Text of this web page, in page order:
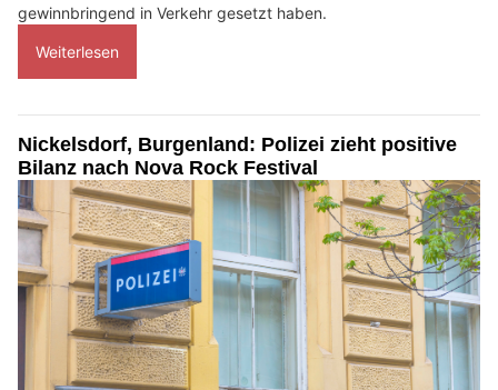
gewinnbringend in Verkehr gesetzt haben.
Weiterlesen
Nickelsdorf, Burgenland: Polizei zieht positive
Bilanz nach Nova Rock Festival